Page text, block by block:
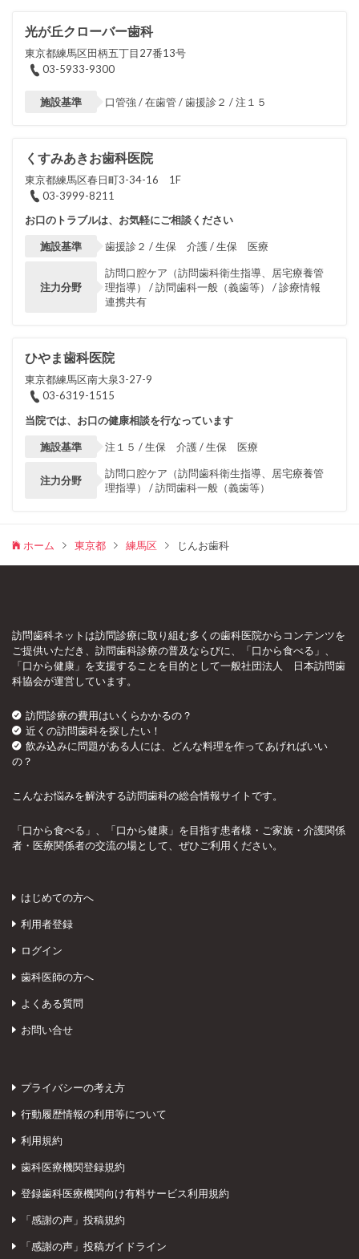
光が丘クローバー歯科
東京都練馬区田柄五丁目27番13号
03-5933-9300
施設基準 口管強 / 在歯管 / 歯援診２ / 注１５
くすみあきお歯科医院
東京都練馬区春日町3-34-16 1F
03-3999-8211
お口のトラブルは、お気軽にご相談ください
施設基準 歯援診２ / 生保 介護 / 生保 医療
注力分野
訪問口腔ケア（訪問歯科衛生指導、居宅療養管
理指導） / 訪問歯科一般（義歯等） / 診療情報
連携共有
ひやま歯科医院
東京都練馬区南大泉3-27-9
03-6319-1515
当院では、お口の健康相談を行なっています
施設基準 注１５ / 生保 介護 / 生保 医療
注力分野
訪問口腔ケア（訪問歯科衛生指導、居宅療養管
理指導） / 訪問歯科一般（義歯等）
ホーム 東京都 練馬区 じんお歯科
訪問歯科ネットは訪問診療に取り組む多くの歯科医院からコンテンツを
ご提供いただき、訪問歯科診療の普及ならびに、「口から食べる」、
「口から健康」を支援することを目的として一般社団法人 日本訪問歯
科協会が運営しています。
訪問診療の費用はいくらかかるの？
近くの訪問歯科を探したい！
飲み込みに問題がある人には、どんな料理を作ってあげればいい
の？
こんなお悩みを解決する訪問歯科の総合情報サイトです。
「口から食べる」、「口から健康」を目指す患者様・ご家族・介護関係
者・医療関係者の交流の場として、ぜひご利用ください。
はじめての方へ
利用者登録
ログイン
歯科医師の方へ
よくある質問
お問い合せ
プライバシーの考え方
行動履歴情報の利用等について
利用規約
歯科医療機関登録規約
登録歯科医療機関向け有料サービス利用規約
「感謝の声」投稿規約
「感謝の声」投稿ガイドライン